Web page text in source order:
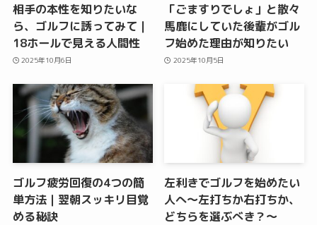
相手の本性を知りたいな
ら、ゴルフに誘ってみて｜
18ホールで見える人間性
2025年10月6日
「ごますりでしょ」と散々
馬鹿にしていた後輩がゴル
フ始めた理由が知りたい
2025年10月5日
ゴルフ疲労回復の4つの簡
単方法｜翌朝スッキリ目覚
める秘訣
左利きでゴルフを始めたい
人へ〜左打ちか右打ちか、
どちらを選ぶべき？〜